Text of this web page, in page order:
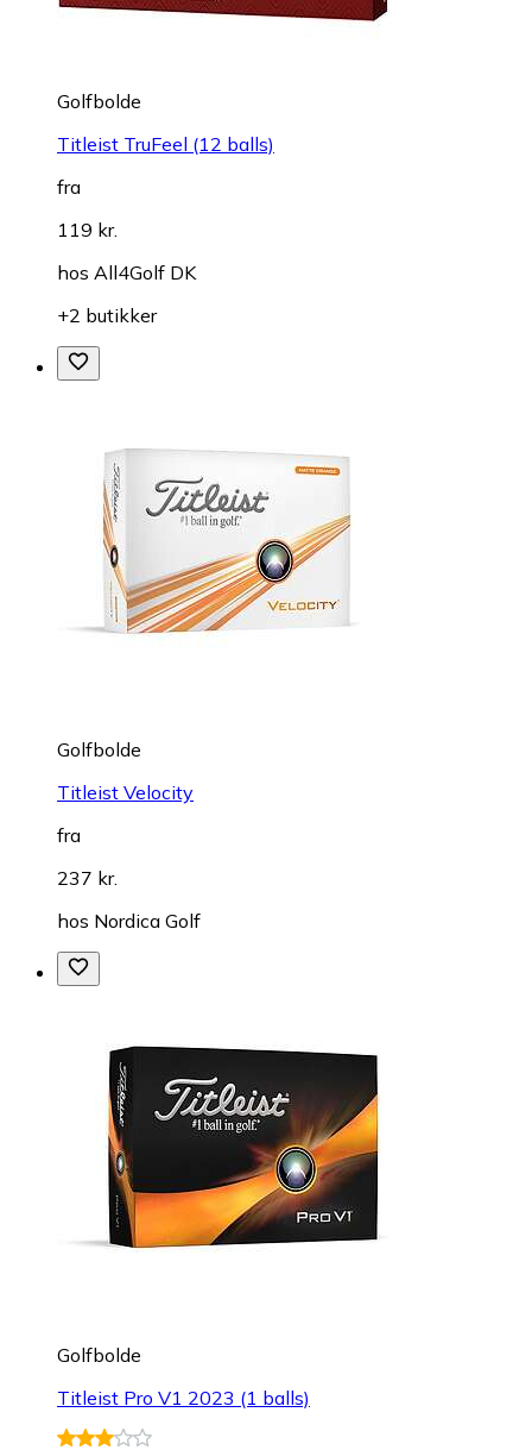
Golfbolde
Titleist TruFeel (12 balls)
fra
119 kr.
hos All4Golf DK
+2 butikker
Golfbolde
Titleist Velocity
fra
237 kr.
hos Nordica Golf
Golfbolde
Titleist Pro V1 2023 (1 balls)